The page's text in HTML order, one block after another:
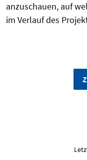
anzuschauen, auf
im Verlauf des